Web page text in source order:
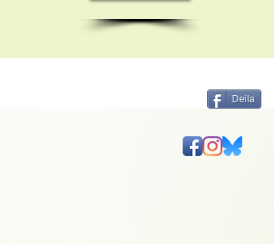
Deila